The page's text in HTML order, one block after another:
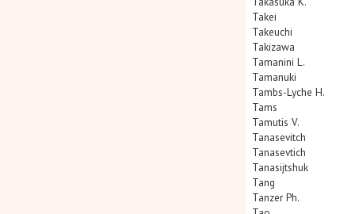
Takei
Takeuchi
Takizawa
Tamanini L.
Tamanuki
Tambs-Lyche H.
Tams
Tamutis V.
Tanasevitch
Tanasevtich
Tanasijtshuk
Tang
Tanzer Ph.